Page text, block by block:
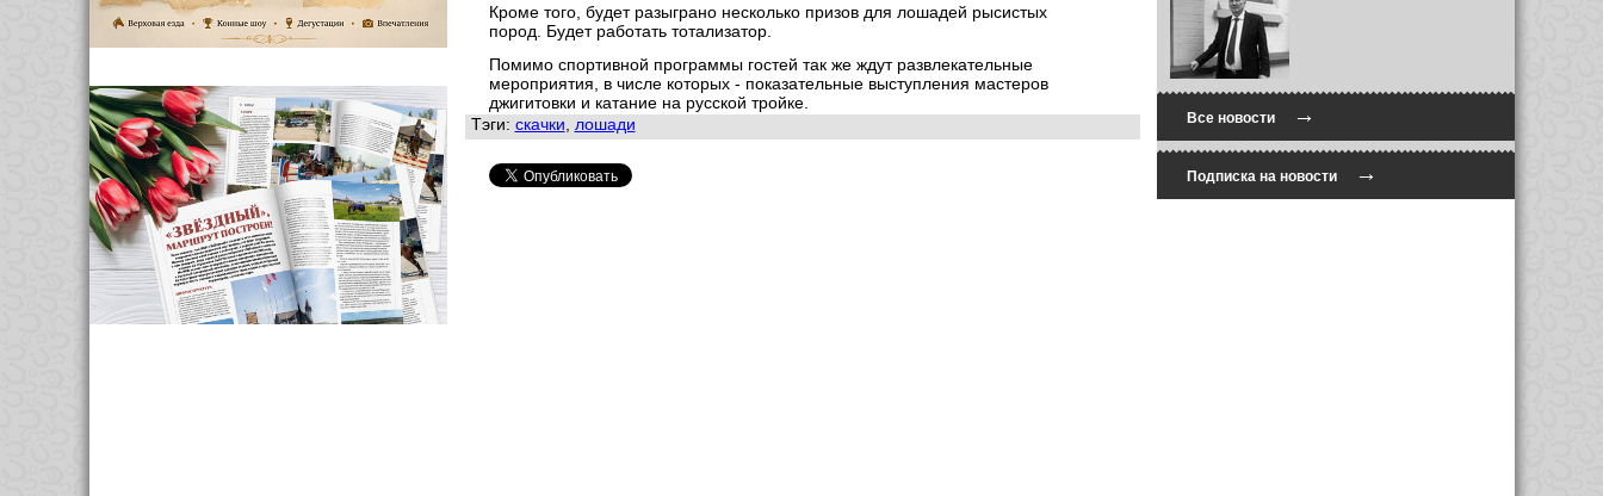
Кроме того, будет разыграно несколько призов для лошадей рысистых
пород. Будет работать тотализатор.
Помимо спортивной программы гостей так же ждут развлекательные
мероприятия, в числе которых - показательные выступления мастеров
джигитовки и катание на русской тройке.
Тэги: скачки лошади Все новости→
Подписка на новости→